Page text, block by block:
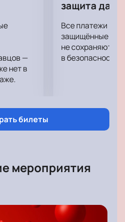
Sondoro, победителя
волна-2009».
—
нет в
защита
Все платежи
защищённые
не сохраняются
в безопасности.
билеты
мероприятия